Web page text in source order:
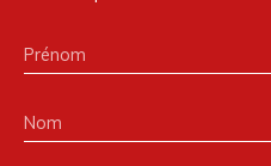
Prénom
Nom